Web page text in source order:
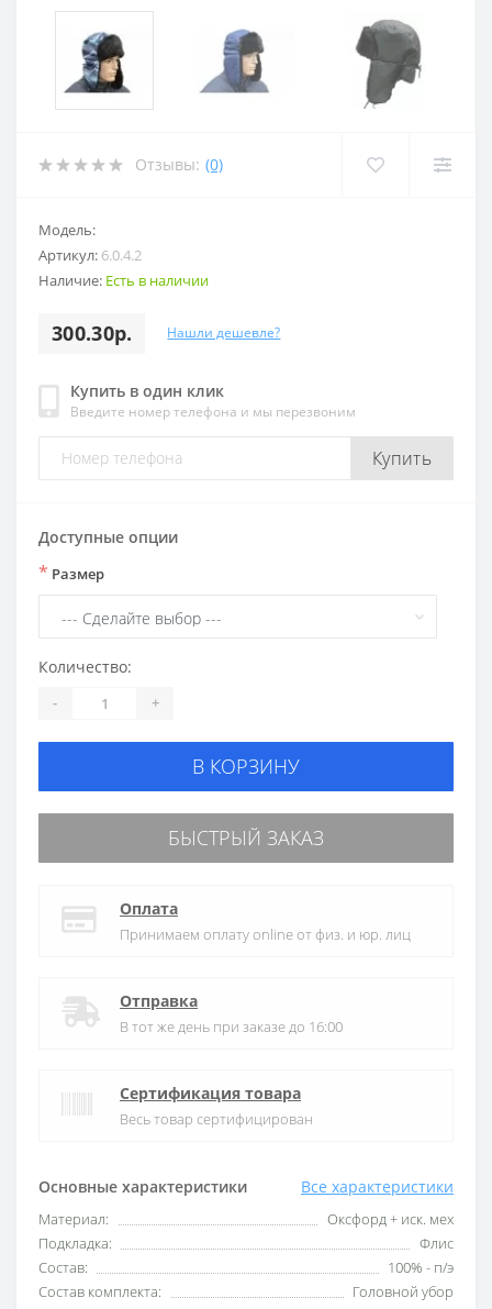
Отзывы: (0)
Модель:
Артикул: 6.0.4.2
Наличие: Есть в наличии
300.30р. Нашли дешевле?
Купить в один клик
Введите номер телефона и мы перезвоним
Купить
Основные характеристики Все характеристики
Материал:
Оксфорд + иск. мех
Подкладка:
Флис
Состав:
100% - п/э
Состав комплекта:
Головной убор
Доступные опции
* Размер
Количество:
- +
В КОРЗИНУ
БЫСТРЫЙ ЗАКАЗ
Оплата
Принимаем оплату online от физ. и юр. лиц
Отправка
В тот же день при заказе до 16:00
Сертификация товара
Весь товар сертифицирован